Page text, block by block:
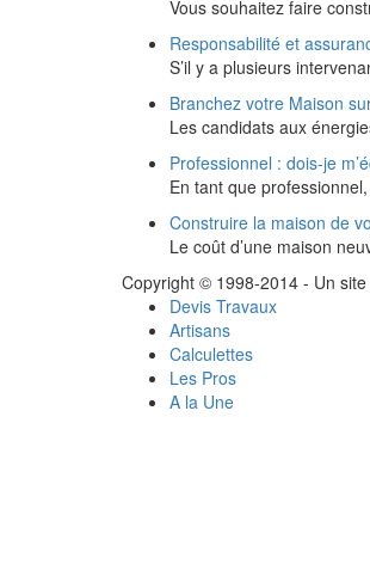
Vous souhaitez faire
Responsabilité et
S’il y a plusieurs
Branchez votre Maison
Les candidats aux
Professionnel : dois-je
En tant que
Construire la maison de
Le coût d’une maison
Copyright © 1998-2014 - Un
Devis Travaux
Artisans
Calculettes
Les Pros
A la Une